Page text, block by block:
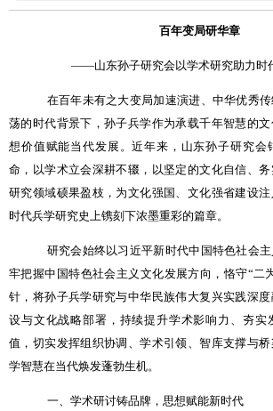
百年变局研华章
——山东孙子研究会以学术研究助力时
在百年未有之大变局加速演进、中华优秀
荡的时代背景下，孙子兵学作为承载千年智慧的
想价值赋能当代发展。近年来，山东孙子研究会
命，以学术立会深耕不辍，以坚定的文化自信、
研究领域硕果盈枝，为文化强国、文化强省建设
时代兵学研究史上镌刻下浓墨重彩的篇章。
研究会始终以习近平新时代中国特色社会
牢把握中国特色社会主义文化发展方向，恪守“二
针，将孙子兵学研究与中华民族伟大复兴实践深
设与文化战略部署，持续提升学术影响力、夯实
值，切实发挥组织协调、学术引领、智库支撑与
学智慧在当代焕发蓬勃生机。
一、学术研讨铸品牌，思想赋能新时代